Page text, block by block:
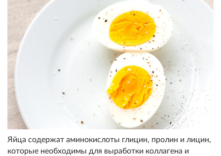
Яйца содержат аминокислоты глицин, пролин и лицин,
которые необходимы для выработки коллагена и